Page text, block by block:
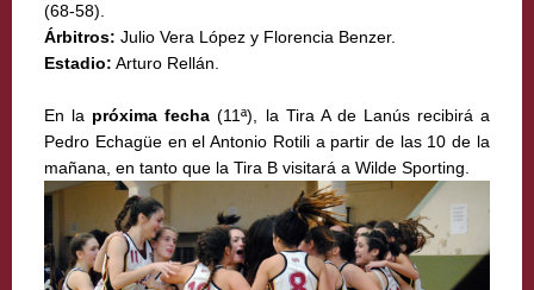
(68-58).
Árbitros: Julio Vera López y Florencia Benzer.
Estadio: Arturo Rellán.
En la próxima fecha (11ª), la Tira A de Lanús recibirá a
Pedro Echagüe en el Antonio Rotili a partir de las 10 de la
mañana, en tanto que la Tira B visitará a Wilde Sporting.